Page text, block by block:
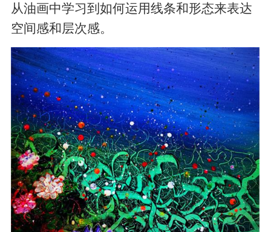
从油画中学习到如何运用线条和形态来表达
空间感和层次感。